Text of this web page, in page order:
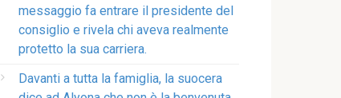
messaggio fa entrare il presidente del
consiglio e rivela chi aveva realmente
protetto la sua carriera.
Davanti a tutta la famiglia, la suocera